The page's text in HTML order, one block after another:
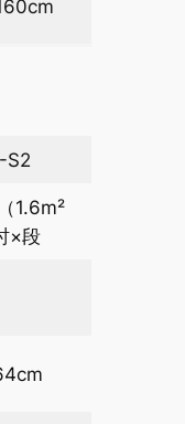
S2
1.6m²
×段